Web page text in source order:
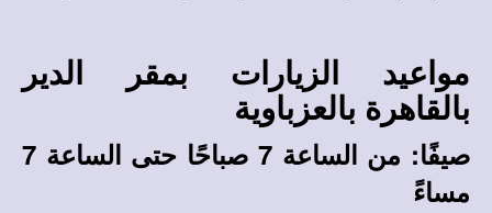
مواعيد الزيارات بمقر الدير
بالقاهرة بالعزباوية
صيفًا: من الساعة 7 صباحًا حتى الساعة 7
مساءً